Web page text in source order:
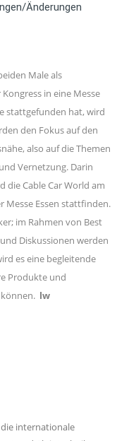
Änderungen
Male als
in eine Messe
stattgefunden hat, wird
den Fokus auf den
also auf die Themen
Vernetzung. Darin
die Cable Car World am
Messe Essen stattfinden.
im Rahmen von Best
Diskussionen werden
es eine begleitende
Produkte und
lw
die internationale